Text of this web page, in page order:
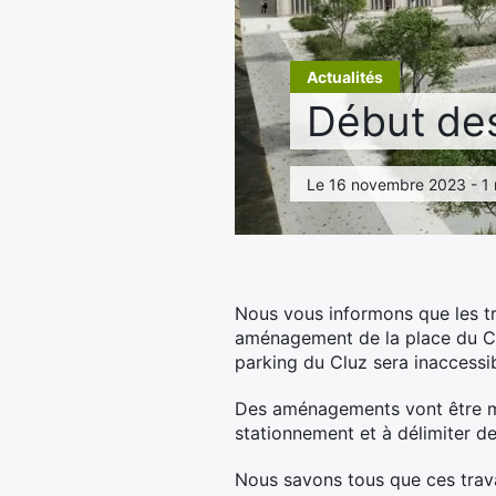
Actualités
Début
Le 16 novembre 2023 -
Nous vous informons que les
aménagement de la place du
parking du Cluz sera
Des aménagements vont être
stationnement et à délimiter
Nous savons tous que ces